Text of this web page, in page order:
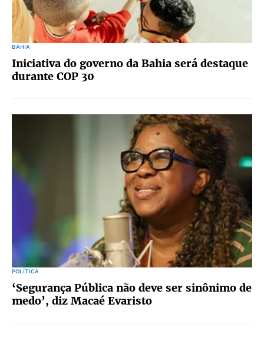
BAHIA
Iniciativa do governo da Bahia será destaque
durante COP 30
POLÍTICA
‘Segurança Pública não deve ser sinônimo de
medo’, diz Macaé Evaristo